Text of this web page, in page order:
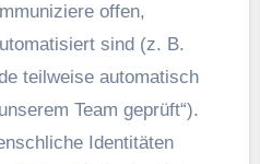
offen,
s‬ind (z. B.
t‬eilweise automatisch
Team geprüft“).
Identitäten